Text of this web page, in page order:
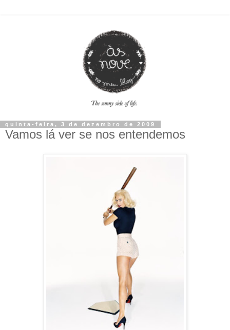
quinta-feira, 3 de dezembro de 2009
Vamos lá ver se nos entendemos